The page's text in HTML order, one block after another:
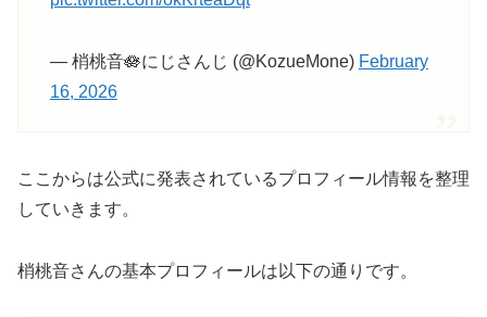
— 梢桃音🪷にじさんじ (@KozueMone) February
16, 2026
ここからは公式に発表されているプロフィール情報を整理
していきます。
梢桃音さんの基本プロフィールは以下の通りです。